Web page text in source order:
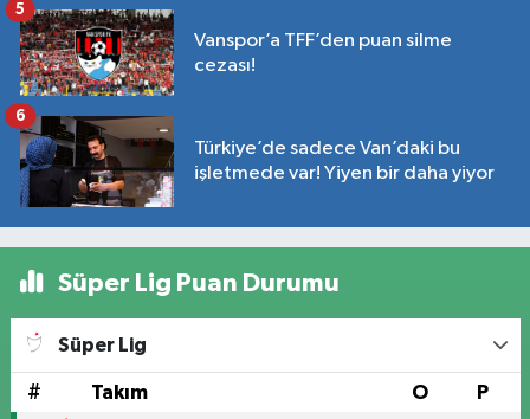
Vanspor’a TFF’den puan silme
cezası!
5
Türkiye’de sadece Van’daki bu
işletmede var! Yiyen bir daha yiyor
6
Süper Lig Puan Durumu
Süper Lig
# Takım O P